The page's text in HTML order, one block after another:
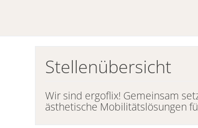
Stellenübersicht
Wir sind ergoflix! Gemeinsam
ästhetische Mobilitätslösungen